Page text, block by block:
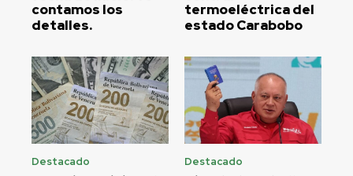
contamos los
detalles.
termoeléctrica del
estado Carabobo
Destacado Destacado